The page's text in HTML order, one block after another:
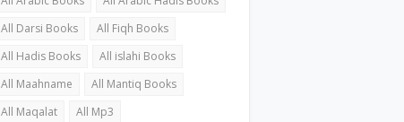
All Darsi Books
All Fiqh Books
All Hadis Books
All islahi Books
All Maahname
All Mantiq Books
All Maqalat
All Mp3